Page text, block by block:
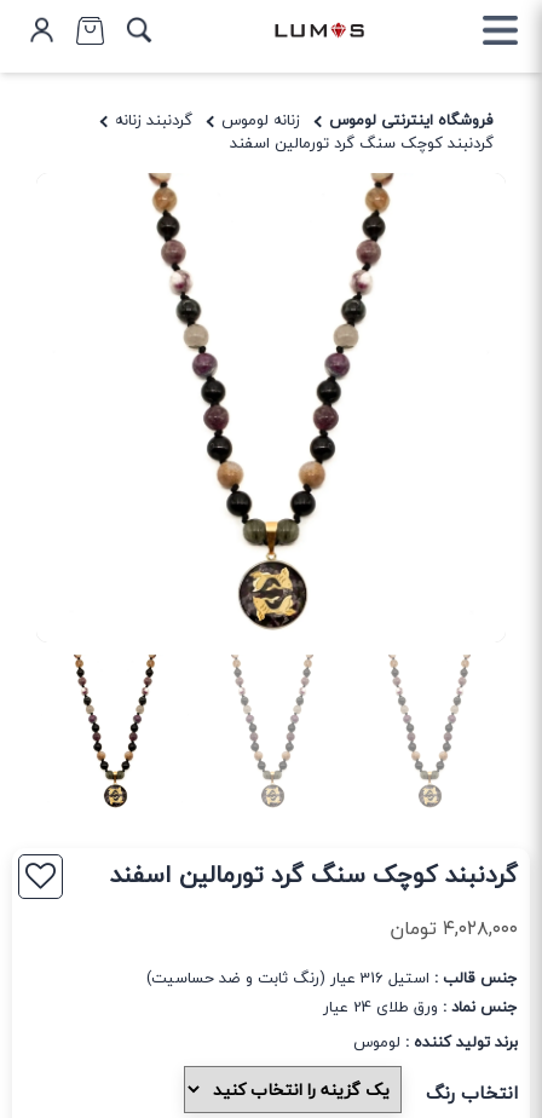
فروشگاه اینترنتی لوموس زنانه لوموس
گردنبند زنانه
گردنبند کوچک سنگ گرد تورمالین اسفند
گردنبند کوچک سنگ گرد تورمالین اسفند
۴,۰۲۸,۰۰۰ تومان
جنس قالب : استیل 316 عیار (رنگ ثابت و ضد حساسیت)
جنس نماد : ورق طلای 24 عیار
برند تولید کننده : لوموس
انتخاب رنگ